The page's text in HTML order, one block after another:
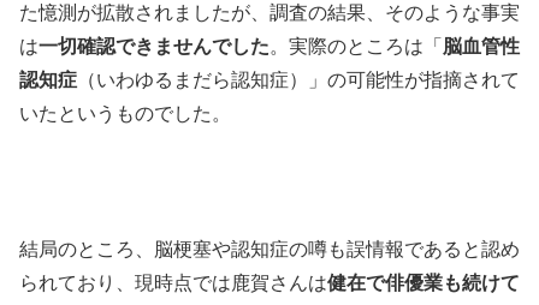
た憶測が拡散されましたが、調査の結果、そのような事実
は一切確認できませんでした。実際のところは「 脳血管性
認知症 （いわゆるまだら認知症）」の可能性が指摘されて
いたというものでした。
結局のところ、脳梗塞や認知症の噂も誤情報であると認め
られており、現時点では鹿賀さんは健在で俳優業も続けて